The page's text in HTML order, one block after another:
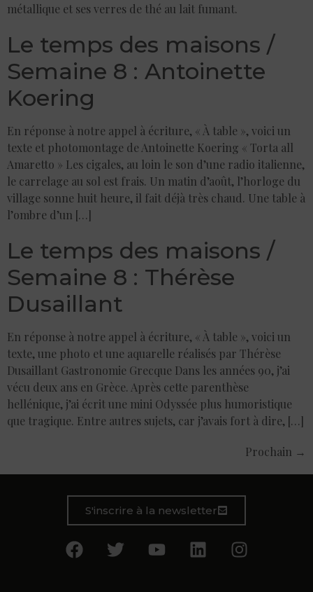
métallique et ses verres de thé au lait fumant.
Le temps des maisons /
Semaine 8 : Antoinette
Koering
En réponse à notre appel à écriture, « À table », voici un
texte et photomontage de Antoinette Koering « Torta all
Amaretto » Les cigales, au loin le son d’une radio italienne,
le carrelage au sol est frais. Un matin d’août, l’horloge du
village sonne huit heure, il fait déjà très chaud. Une table à
l’ombre d’un […]
Le temps des maisons /
Semaine 8 : Thérèse
Dusaillant
En réponse à notre appel à écriture, « À table », voici un
texte, une photo et une aquarelle réalisés par Thérèse
Dusaillant Gastronomie Grecque Dans les années 90, j’ai
vécu deux ans en Grèce. Après cette parenthèse
hellénique, j’ai écrit une mini Odyssée plus humoristique
que tragique. Entre autres sujets, car j’avais fort à dire, […]
Prochain →
S'inscrire à la newsletter